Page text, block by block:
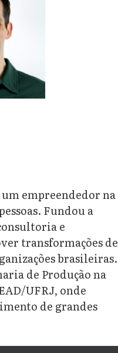
empreendedor na
Fundou a
e
transformações de
brasileiras.
de Produção na
UFRJ, onde
de grandes